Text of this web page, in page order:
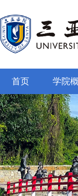
首页 学院